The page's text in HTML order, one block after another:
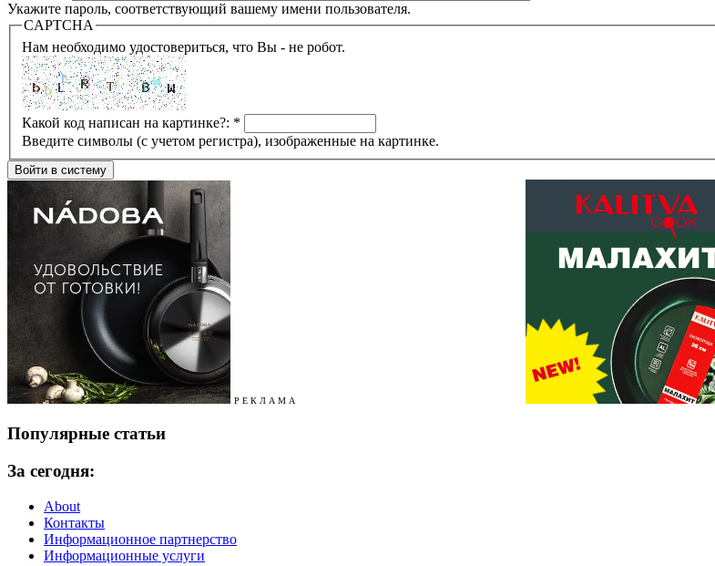
Укажите пароль, соответствующий вашему имени пользователя.
CAPTCHA
Нам необходимо удостовериться, что Вы - не робот.
Какой код написан на картинке?: *
Введите символы (с учетом регистра), изображенные на картинке.
Р Е К Л А М А
Популярные статьи
За сегодня:
About
Контакты
Информационное партнерство
Информационные услуги